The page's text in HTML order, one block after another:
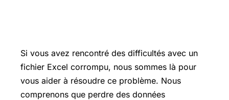
Si vous avez rencontré des difficultés avec un
fichier Excel corrompu, nous sommes là pour
vous aider à résoudre ce problème. Nous
comprenons que perdre des données